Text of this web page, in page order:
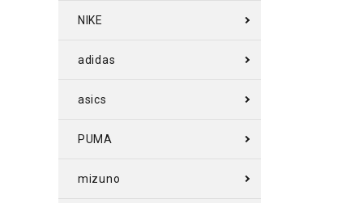
NIKE
adidas
asics
PUMA
mizuno